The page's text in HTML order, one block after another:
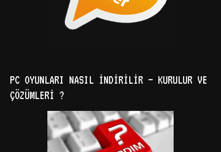
PC OYUNLARI NASIL İNDIRILIR – KURULUR VE
ÇÖZÜMLERI ?